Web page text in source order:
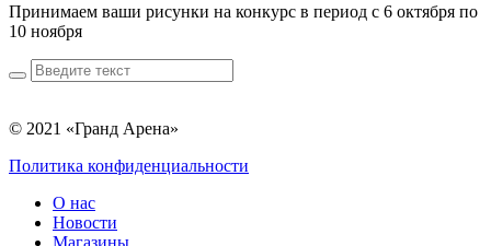
Принимаем ваши рисунки на конкурс в период с 6 октября по
10 ноября
© 2021 «Гранд Арена»
Политика конфиденциальности
О нас
Новости
Магазины